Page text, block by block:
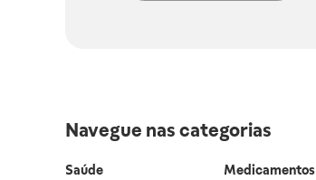
Navegue nas categorias
Saúde
Medicamentos